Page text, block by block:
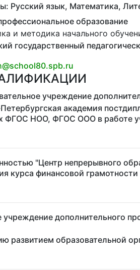
Русский язык, Математика,
образование
и методика начального
государственный
учреждение
академия
ФГОС НОО, ФГОС ООО в работе
"Центр непрерывного
курса финансовой
учреждение дополнительного
развитием образовательной